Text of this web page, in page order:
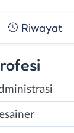
Riwayat